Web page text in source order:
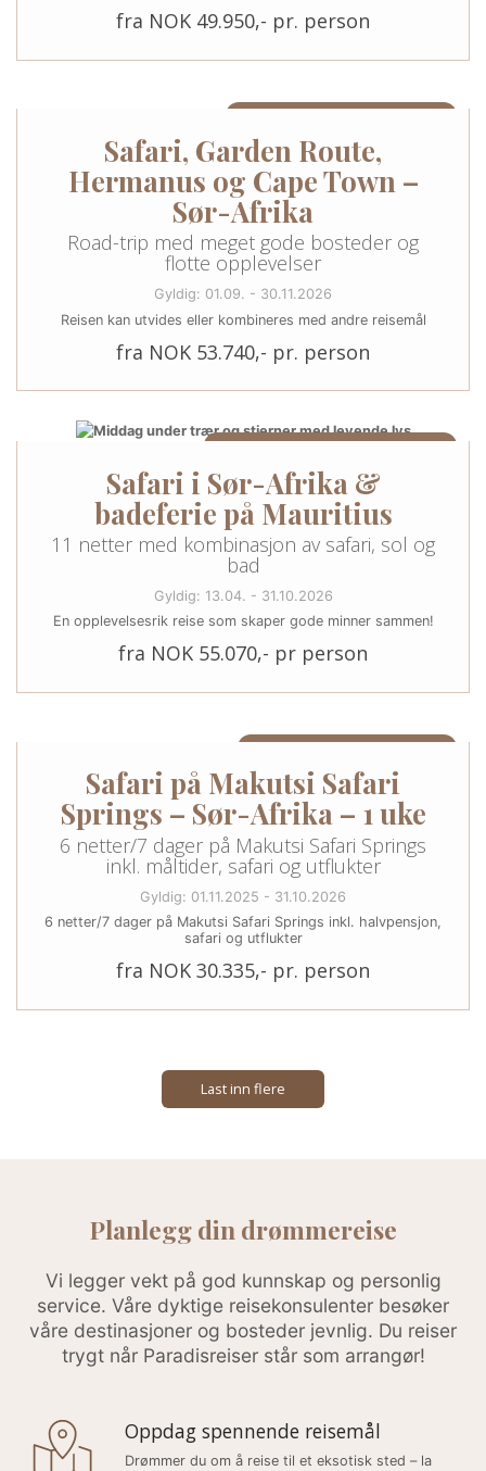
fra NOK 49.950,- pr. person
Safari, Garden Route,
Hermanus og Cape Town –
Sør-Afrika
Road-trip med meget gode bosteder og
flotte opplevelser
Gyldig: 01.09. - 30.11.2026
Reisen kan utvides eller kombineres med andre reisemål
fra NOK 53.740,- pr. person
Safari i Sør-Afrika &
badeferie på Mauritius
11 netter med kombinasjon av safari, sol og
bad
Gyldig: 13.04. - 31.10.2026
En opplevelsesrik reise som skaper gode minner sammen!
fra NOK 55.070,- pr person
Safari på Makutsi Safari
Springs – Sør-Afrika – 1 uke
6 netter/7 dager på Makutsi Safari Springs
inkl. måltider, safari og utflukter
Gyldig: 01.11.2025 - 31.10.2026
6 netter/7 dager på Makutsi Safari Springs inkl. halvpensjon,
safari og utflukter
fra NOK 30.335,- pr. person
Last inn flere
Planlegg din drømmereise
Vi legger vekt på god kunnskap og personlig
service. Våre dyktige reisekonsulenter besøker
våre destinasjoner og bosteder jevnlig. Du reiser
trygt når Paradisreiser står som arrangør!
Oppdag spennende reisemål
Drømmer du om å reise til et eksotisk sted – la